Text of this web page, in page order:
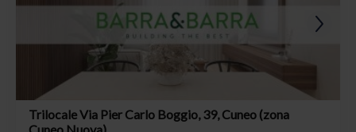
Trilocale Via Pier Carlo Boggio, 39, Cuneo (zona